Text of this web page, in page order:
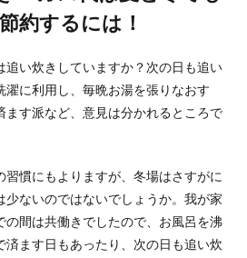
の焦げ付きを取る方法！鍋の素材に
わせた効果的な落とし方
もこびりつ...
子らしい部屋の収納でスッキリ可愛
約するには！
追い炊きしていますか？次の日も追い
に利用し、毎晩お湯を張りなおす
ます派など、意見は分かれるところで
習慣にもよりますが、冬場はさすがに
ないのではないでしょうか。我が家
の間は共働きでしたので、お風呂を沸
ます日もあったり、次の日も追い炊